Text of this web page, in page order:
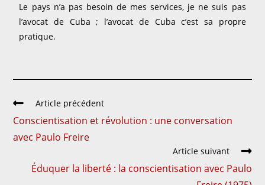
Le pays n’a pas besoin de mes services, je ne suis pas
l’avocat de Cuba ; l’avocat de Cuba c’est sa propre
pratique.
Article précédent
Conscientisation et révolution : une conversation
avec Paulo Freire
Article suivant
Éduquer la liberté : la conscientisation avec Paulo